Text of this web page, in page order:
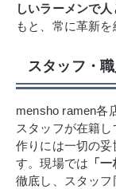
しいラーメンで人
もと、常に革新を
スタッフ・
mensho ramen各
スタッフが在籍
作りには一切の
す。現場では 「
徹底し、スタッ